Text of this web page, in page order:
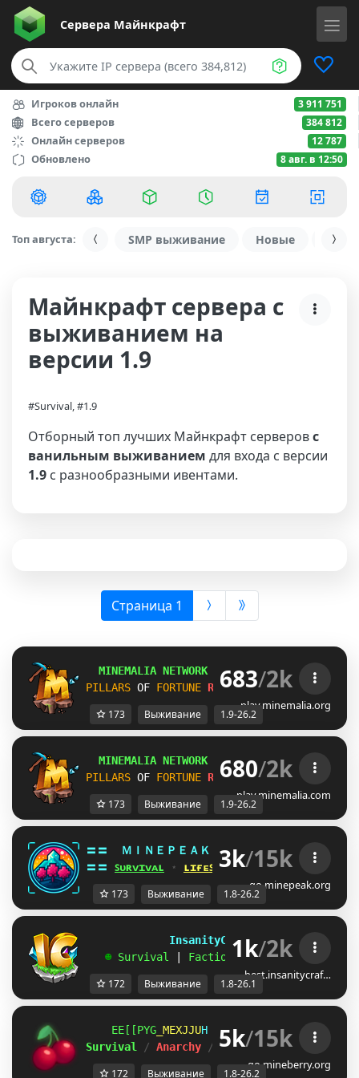
Сервера Майнкрафт
Игроков онлайн 3 911 751
Всего серверов 384 812
Онлайн серверов 12 787
Обновлено 8 авг. в 12:50
Топ августа: SMP выживание Новые С
Майнкрафт сервера с
выживанием на
версии 1.9
#Survival, #1.9
Отборный топ лучших Майнкрафт серверовс
ванильным выживанием для входа с версии
1.9 с разнообразными ивентами.
Страница 1 (выбрана)
MINEMALIA NETWORK 1.9-26.2 |
SUMMER
PILLARS OF FORTUNE RELEASE! SURVIVAL
683/2k
play.minemalia.org
173 Выживание 1.9-26.2
MINEMALIA NETWORK 1.9-26.2 |
SUMMER
PILLARS OF FORTUNE RELEASE! SURVIVAL
680/2k
play.minemalia.com
173 Выживание 1.9-26.2
〓〓 ＭＩＮＥＰＥＡＫ ¤ 1.8 - 26.2
〓〓 ꜱᴜʀᴠɪᴠᴀʟ ⋆ ʟɪғᴇꜱᴛᴇᴀʟ ⋆ ʙᴇᴅᴡᴀʀꜱ ⋆
3k/15k
go.minepeak.org
173 Выживание 1.8-26.2
InsanityCraft || 1.8 - 26.1
☻ Survival Factions | Skyblock
1k/2k
best.insanitycraf…
172 Выживание 1.8-26.1
LUYV]KZ WCA_N_OR ＭＩＮＥＢＥＲＲＹ
Survival
/ Anarchy / BedWars / SkyWars
5k/15k
go.mineberry.org
172 Выживание 1.8-26.2